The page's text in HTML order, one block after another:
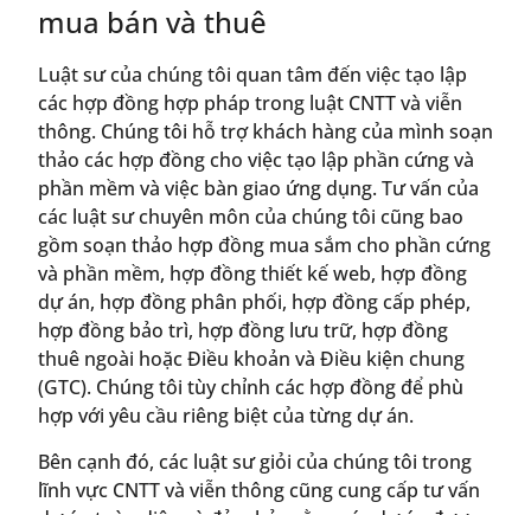
mua bán và thuê
Luật sư của chúng tôi quan tâm đến việc tạo lập
các hợp đồng hợp pháp trong luật CNTT và viễn
thông. Chúng tôi hỗ trợ khách hàng của mình soạn
thảo các hợp đồng cho việc tạo lập phần cứng và
phần mềm và việc bàn giao ứng dụng. Tư vấn của
các luật sư chuyên môn của chúng tôi cũng bao
gồm soạn thảo hợp đồng mua sắm cho phần cứng
và phần mềm, hợp đồng thiết kế web, hợp đồng
dự án, hợp đồng phân phối, hợp đồng cấp phép,
hợp đồng bảo trì, hợp đồng lưu trữ, hợp đồng
thuê ngoài hoặc Điều khoản và Điều kiện chung
(GTC). Chúng tôi tùy chỉnh các hợp đồng để phù
hợp với yêu cầu riêng biệt của từng dự án.
Bên cạnh đó, các luật sư giỏi của chúng tôi trong
lĩnh vực CNTT và viễn thông cũng cung cấp tư vấn